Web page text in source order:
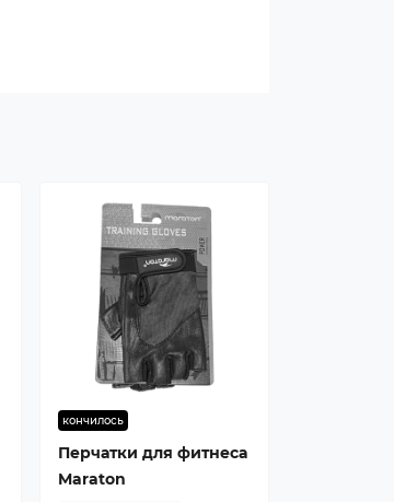
кончилось
Перчатки для фитнеса
Maraton